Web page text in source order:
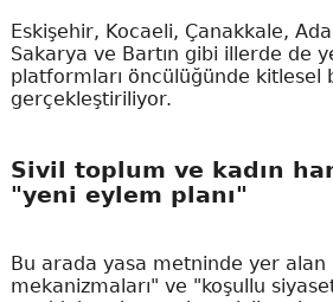
Eskişehir, Kocaeli, Çanakkale,
Sakarya ve Bartın gibi illerde de
platformları öncülüğünde kitlesel
gerçekleştiriliyor.
Sivil toplum ve kadın
"yeni eylem planı"
Bu arada yasa metninde yer
mekanizmaları" ve "koşullu